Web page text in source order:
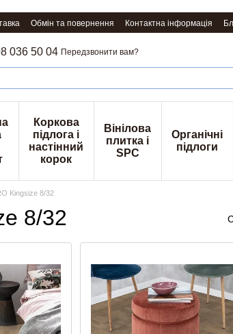
Обмін та повернення Контактна інформація
036 50 04 Передзвонити вам?
Коркова
підлога і
настінний
корок
Вінілова
плитка і
SPC
Органічні
підлоги
Kingsize 8/32
8/32